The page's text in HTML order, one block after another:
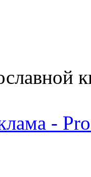
-